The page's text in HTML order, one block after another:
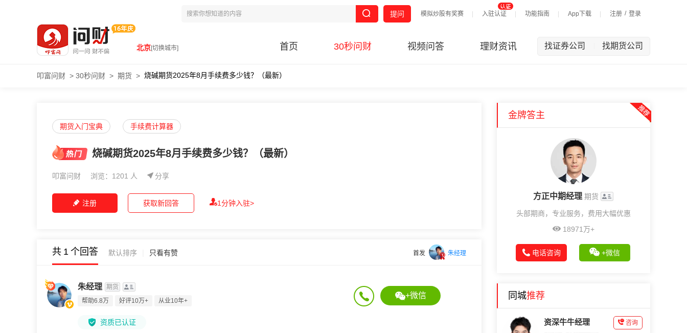
模拟炒股有奖赛 入驻认证 功能指南 App下载 注册 / 登录
提问
北京[切换城市] 首页 30秒问财 视频问答 理财资讯 找证券公司 找期货公司
叩富问财 > 30秒问财 > 期货 > 烧碱期货2025年8月手续费多少钱？（最新）
期货入门宝典 手续费计算器
烧碱期货2025年8月手续费多少钱？（最新）
叩富问财 浏览：1201 人 分享
注册 1分钟入驻>
获取新回答
共 1 个回答 默认排序 只看有赞 首发 朱经理
+微信
朱经理 期货
帮助6.8万
好评10万+ 从业10年+
资质已认证
金牌答主
方正中期经理 期货
头部期商，专业服务，费用大幅优惠
18971万+
电话咨询 +微信
同城推荐
资深牛牛经理 咨询